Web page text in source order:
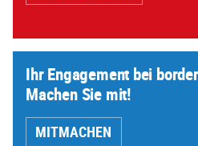
Ihr Engagement bei
Machen Sie mit!
MITMACHEN